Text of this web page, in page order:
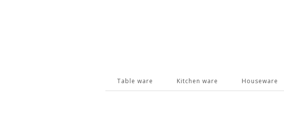
Table ware Kitchen ware Houseware